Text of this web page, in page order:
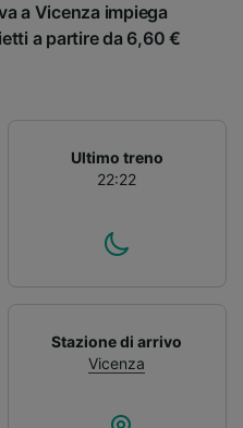
a Vicenza impiega
a partire da 6,60 €
Ultimo treno
22:22
Stazione di arrivo
Vicenza